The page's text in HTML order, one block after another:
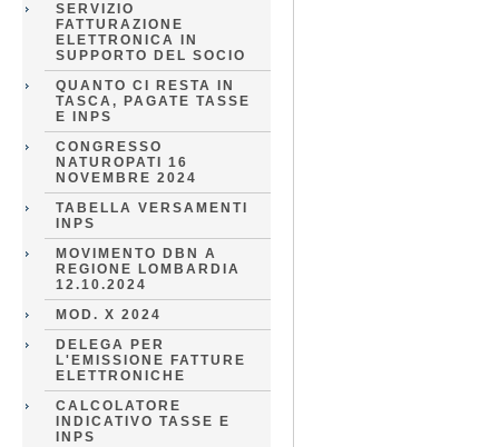
SERVIZIO
FATTURAZIONE
ELETTRONICA IN
SUPPORTO DEL SOCIO
QUANTO CI RESTA IN
TASCA, PAGATE TASSE
E INPS
CONGRESSO
NATUROPATI 16
NOVEMBRE 2024
TABELLA VERSAMENTI
INPS
MOVIMENTO DBN A
REGIONE LOMBARDIA
12.10.2024
MOD. X 2024
DELEGA PER
L'EMISSIONE FATTURE
ELETTRONICHE
CALCOLATORE
INDICATIVO TASSE E
INPS